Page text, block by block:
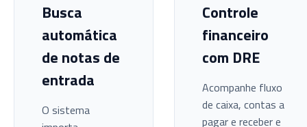
Busca
automática
de notas de
entrada
O sistema
Controle
financeiro
com DRE
Acompanhe fluxo
de caixa, contas a
pagar e receber e